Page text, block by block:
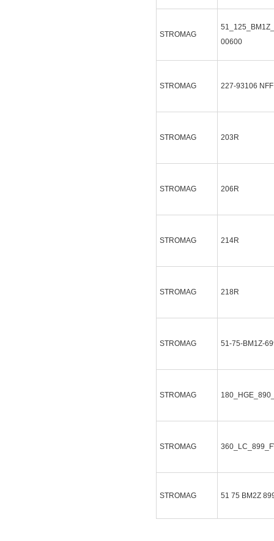
STROMAG
00600
STROMAG 227-93106
STROMAG 203R
STROMAG 206R
STROMAG 214R
STROMAG 218R
STROMAG 51-75-BM1Z-
STROMAG
STROMAG
STROMAG 51 75 BM2Z